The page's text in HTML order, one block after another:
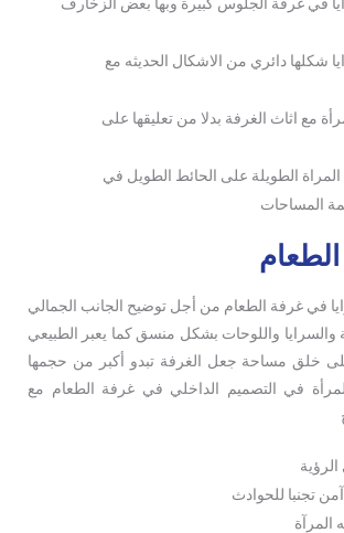
شكلها دائري من الاشكال الحديثه مع
مع اثاث الغرفة بدلا من تعليقها على
الطويلة على الحائط الطويل في
المساحات
في غرفة الطعام من أجل توضيح الجانب الجمالي
والسرايا واللوحات بشكل منسق كما يعبر الطبيعي
خلق مساحة جعل الغرفة تبدو أكبر من حجمها
في التصميم الداخلي في غرفة الطعام مع
تجنبا للحوادث
المرآة